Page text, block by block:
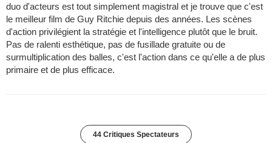
duo d'acteurs est tout simplement magistral et je trouve que c'est
le meilleur film de Guy Ritchie depuis des années. Les scènes
d'action privilégient la stratégie et l'intelligence plutôt que le bruit.
Pas de ralenti esthétique, pas de fusillade gratuite ou de
surmultiplication des balles, c'est l'action dans ce qu'elle a de plus
primaire et de plus efficace.
44 Critiques Spectateurs